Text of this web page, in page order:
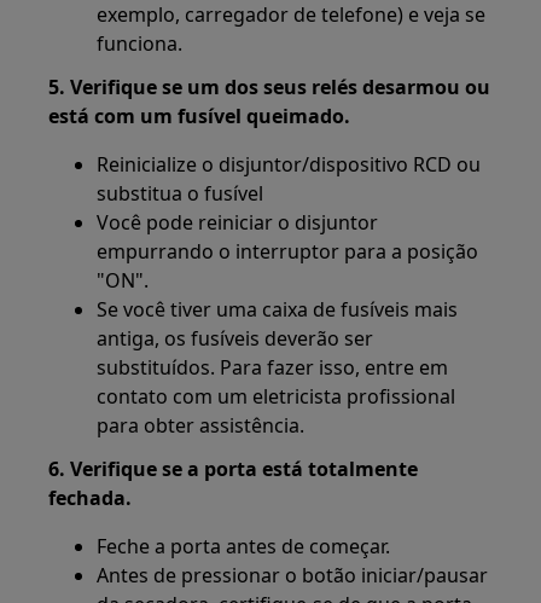
exemplo, carregador de telefone) e veja se
funciona.
5. Verifique se um dos seus relés desarmou ou
está com um fusível queimado.
Reinicialize o disjuntor/dispositivo RCD ou
substitua o fusível
Você pode reiniciar o disjuntor
empurrando o interruptor para a posição
"ON".
Se você tiver uma caixa de fusíveis mais
antiga, os fusíveis deverão ser
substituídos. Para fazer isso, entre em
contato com um eletricista profissional
para obter assistência.
6. Verifique se a porta está totalmente
fechada.
Feche a porta antes de começar.
Antes de pressionar o botão iniciar/pausar